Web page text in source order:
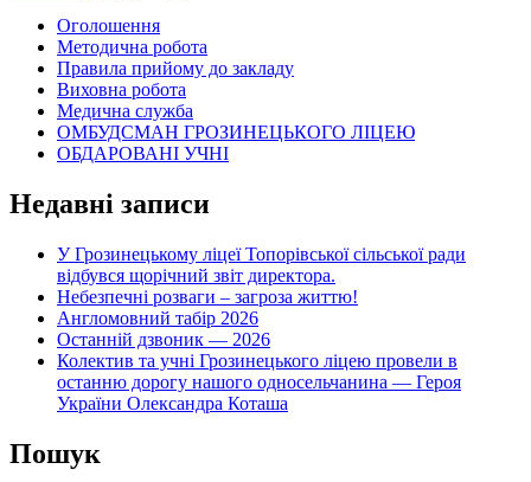
записам
Оголошення
Методична робота
Правила прийому до закладу
Виховна робота
Медична служба
ОМБУДСМАН ГРОЗИНЕЦЬКОГО ЛІЦЕЮ
ОБДАРОВАНІ УЧНІ
Недавні записи
У Грозинецькому ліцеї Топорівської сільської ради
відбувся щорічний звіт директора.
Небезпечні розваги – загроза життю!
Англомовний табір 2026
Останній дзвоник — 2026
Колектив та учні Грозинецького ліцею провели в
останню дорогу нашого односельчанина — Героя
України Олександра Коташа
Пошук